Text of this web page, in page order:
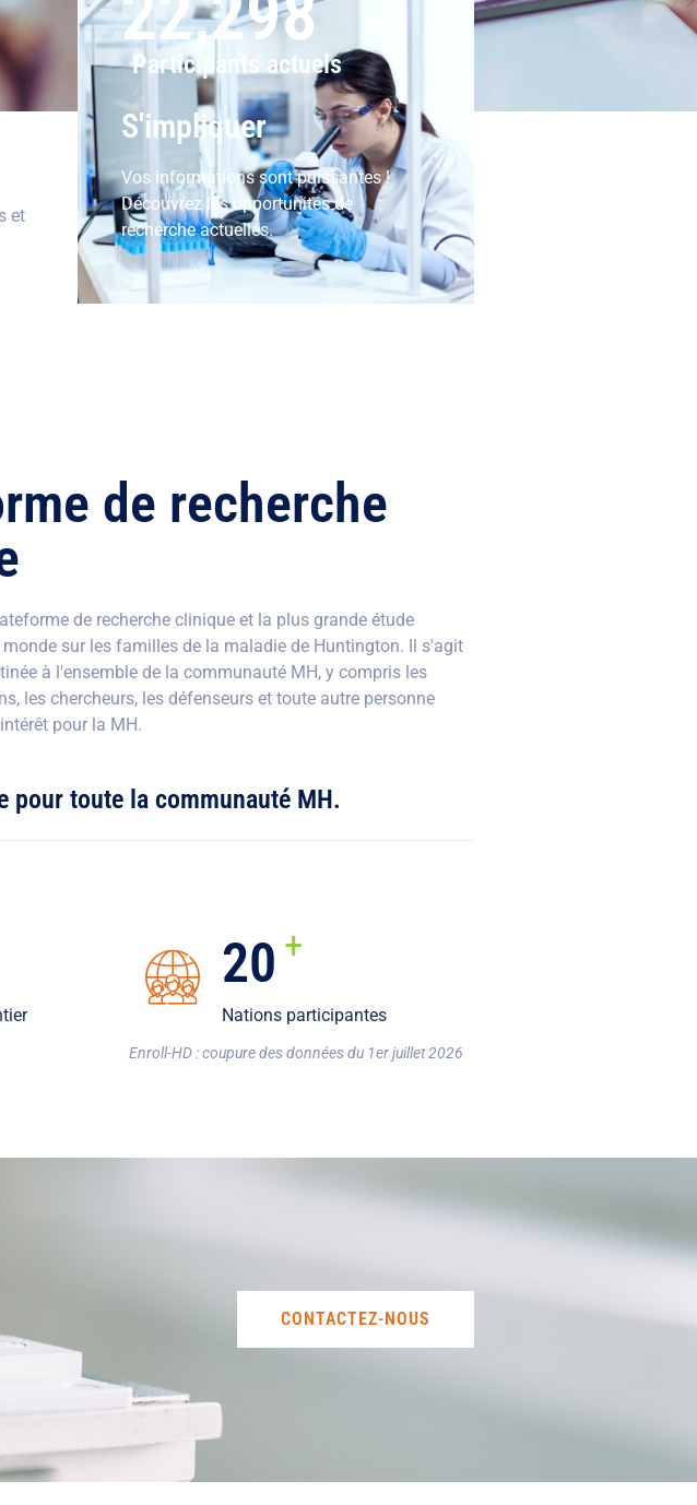
et
Participants actuels
S'impliquer
Vos informations sont puissantes !
Découvrez les opportunités de
recherche actuelles.
de recherche
de recherche clinique et la plus grande étude
sur les familles de la maladie de Huntington. Il s'agit
à l'ensemble de la communauté MH, y compris les
les chercheurs, les défenseurs et toute autre personne
pour la MH.
pour toute la communauté MH.
23 +
Nations participantes
Enroll-HD : coupure des données du 1er juillet 2026
CONTACTEZ-NOUS